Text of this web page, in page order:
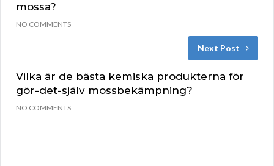
mossa?
NO COMMENTS
Next Post
Vilka är de bästa kemiska produkterna för
gör-det-själv mossbekämpning?
NO COMMENTS